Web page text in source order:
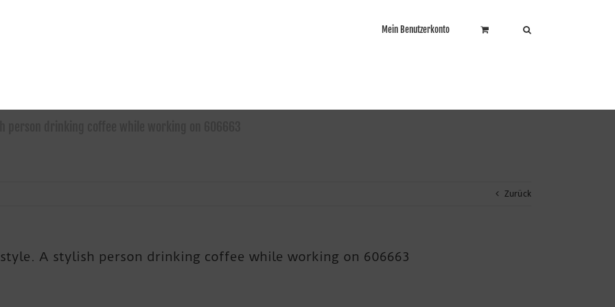
Mein Benutzerkonto
Zurück
A stylish person drinking coffee while working on 606663